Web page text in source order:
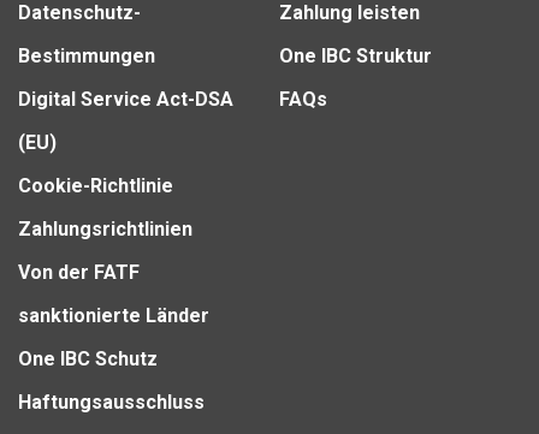
Datenschutz-
Bestimmungen
Digital Service Act-DSA
(EU)
Cookie-Richtlinie
Zahlungsrichtlinien
Von der FATF
sanktionierte Länder
One IBC Schutz
Haftungsausschluss
Zahlung leisten
One IBC Struktur
FAQs